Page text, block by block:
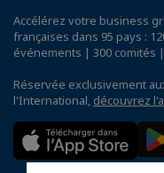
Accélérez votre business
françaises dans 95 pays :
événements | 300 comités
Réservée exclusivement
l'International, découvrez